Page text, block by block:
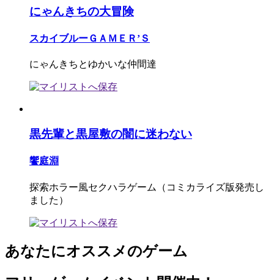
にゃんきちの大冒険
スカイブルーＧＡＭＥＲ’Ｓ
にゃんきちとゆかいな仲間達
黒先輩と黒屋敷の闇に迷わない
饗庭淵
探索ホラー風セクハラゲーム（コミカライズ版発売し
ました）
あなたにオススメのゲーム